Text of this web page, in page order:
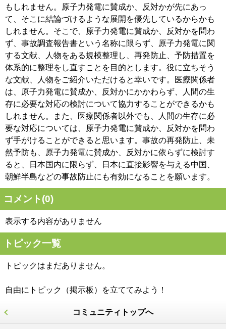
もしれません。原子力発電に賛成か、反対かが先にあっ
て、そこに結論づけるような展開を優先しているからかも
しれません。そこで、原子力発電に賛成か、反対かを問わ
ず、事故調査報告書という名称に限らず、原子力発電に関
する文献、人物をある規模整理し、再発防止、予防措置を
体系的に整理をし直すことを目的とします。役に立ちそう
な文献、人物をご紹介いただけると幸いです。医療関係者
は、原子力発電に賛成か、反対かにかかわらず、人間の生
存に必要な対応の検討について協力することができるかも
しれません。また、医療関係者以外でも、人間の生存に必
要な対応については、原子力発電に賛成か、反対かを問わ
ず手がけることができると思います。事故の再発防止、未
然予防も、原子力発電に賛成か、反対かに依らずに検討す
ると、日本国内に限らず、日本に直接影響を与える中国、
朝鮮半島などの事故防止にも有効になることを願います。
コメント(0)
表示する内容がありません
トピック一覧
トピックはまだありません。
自由にトピック（掲示板）を立ててみよう！
コミュニティトップへ